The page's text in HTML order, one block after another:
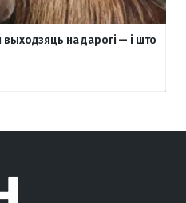
выходзяць на дарогі — і што